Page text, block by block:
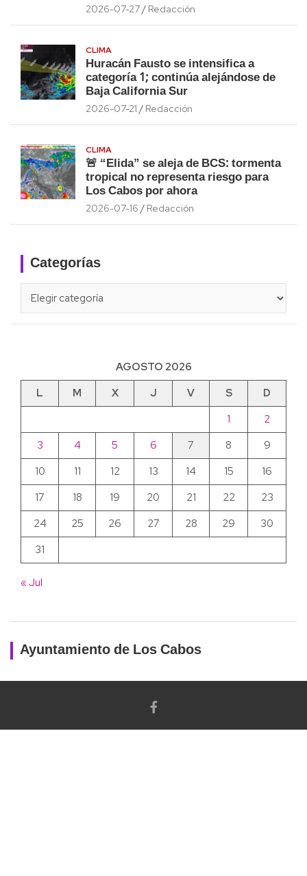
2026-07-27 Redacción
CLIMA
Huracán Fausto se intensifica a
categoría 1; continúa alejándose de
Baja California Sur
2026-07-21 Redacción
CLIMA
🚨 “Elida” se aleja de BCS: tormenta
tropical no representa riesgo para
Los Cabos por ahora
2026-07-16 Redacción
Categorías
AGOSTO 2026
L
M X J V S
D
1
2
3
4 5 6 7 8
9
10
11 12 13 14 15
16
17
18 19 20 21 22
23
24
25 26 27 28 29
30
31
« Jul
Ayuntamiento de Los Cabos